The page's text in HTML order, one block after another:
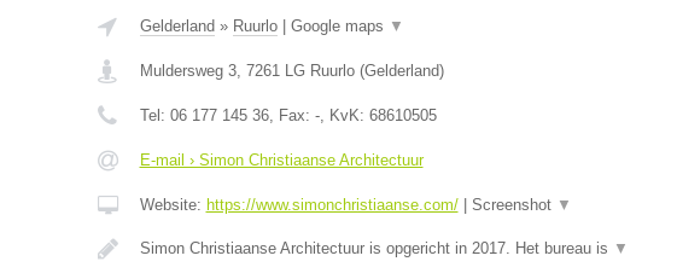
Gelderland » Ruurlo| Google maps ▼
Muldersweg 3, 7261 LG Ruurlo(Gelderland)
Tel: 06 177 145 36, Fax: -, KvK: 68610505
E-mail › Simon Christiaanse Architectuur
Website: https://www.simonchristiaanse.com/| Screenshot ▼
Simon Christiaanse Architectuur is opgericht in 2017. Het bureau is ▼